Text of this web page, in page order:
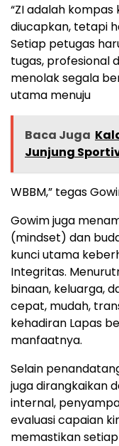
“ZI adalah
diucapkan, tetapi
Setiap petugas
tugas, profesional
menolak segala
utama menuju
Baca Juga
Junjung
WBBM,” tegas
Gowim juga
(mindset) dan
kunci utama
Integritas.
binaan, keluarga,
cepat, mudah,
kehadiran Lapas
manfaatnya.
Selain
juga dirangkaikan
internal,
evaluasi capaian
memastikan